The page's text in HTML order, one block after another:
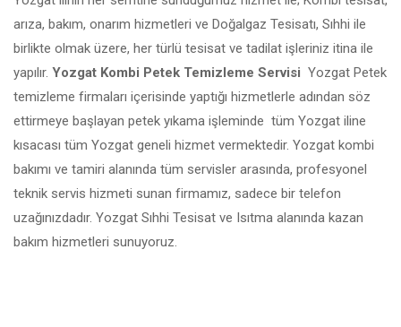
arıza, bakım, onarım hizmetleri ve Doğalgaz Tesisatı, Sıhhi ile
birlikte olmak üzere, her türlü tesisat ve tadilat işleriniz itina ile
yapılır. Yozgat Kombi Petek Temizleme Servisi Yozgat Petek
temizleme firmaları içerisinde yaptığı hizmetlerle adından söz
ettirmeye başlayan petek yıkama işleminde tüm Yozgat iline
kısacası tüm Yozgat geneli hizmet vermektedir. Yozgat kombi
bakımı ve tamiri alanında tüm servisler arasında, profesyonel
teknik servis hizmeti sunan firmamız, sadece bir telefon
uzağınızdadır. Yozgat Sıhhi Tesisat ve Isıtma alanında kazan
bakım hizmetleri sunuyoruz.